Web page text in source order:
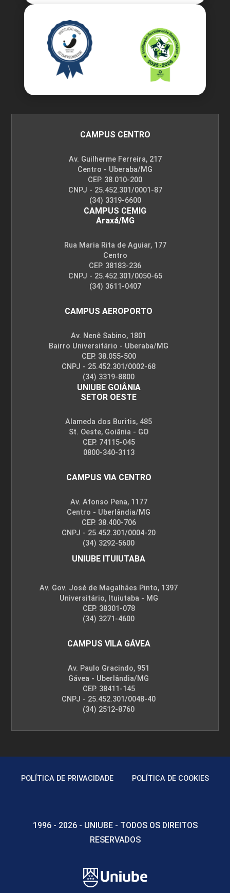
CAMPUS CENTRO
Av. Guilherme Ferreira, 217
Centro - Uberaba/MG
CEP. 38.010-200
CNPJ - 25.452.301/0001-87
(34) 3319-6600
CAMPUS CEMIG
Araxá/MG
Rua Maria Rita de Aguiar, 177
Centro
CEP. 38183-236
CNPJ - 25.452.301/0050-65
(34) 3611-0407
CAMPUS AEROPORTO
Av. Nenê Sabino, 1801
Bairro Universitário - Uberaba/MG
CEP. 38.055-500
CNPJ - 25.452.301/0002-68
(34) 3319-8800
UNIUBE GOIÂNIA
SETOR OESTE
Alameda dos Buritis, 485
St. Oeste, Goiânia - GO
CEP. 74115-045
0800-340-3113
CAMPUS VIA CENTRO
Av. Afonso Pena, 1177
Centro - Uberlândia/MG
CEP. 38.400-706
CNPJ - 25.452.301/0004-20
(34) 3292-5600
UNIUBE ITUIUTABA
Av. Gov. José de Magalhães Pinto, 1397
Universitário, Ituiutaba - MG
CEP. 38301-078
(34) 3271-4600
CAMPUS VILA GÁVEA
Av. Paulo Gracindo, 951
Gávea - Uberlândia/MG
CEP. 38411-145
CNPJ - 25.452.301/0048-40
(34) 2512-8760
POLÍTICA DE PRIVACIDADE POLÍTICA DE COOKIES
1996 - 2026 - UNIUBE - TODOS OS DIREITOS
RESERVADOS